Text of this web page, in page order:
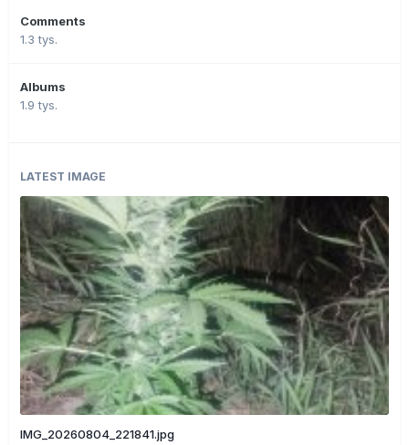
Comments
1.3 tys.
Albums
1.9 tys.
LATEST IMAGE
IMG_20260804_221841.jpg